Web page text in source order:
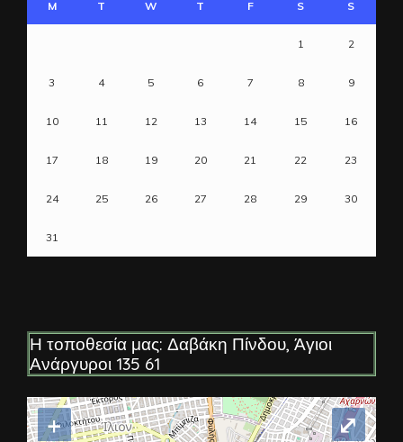
M T W T F S S
1 2
3 4 5 6 7 8 9
10 11 12 13 14 15 16
17 18 19 20 21 22 23
24 25 26 27 28 29 30
31
Η τοποθεσία μας: Δαβάκη Πίνδου, Άγιοι
Ανάργυροι 135 61
+
⤢